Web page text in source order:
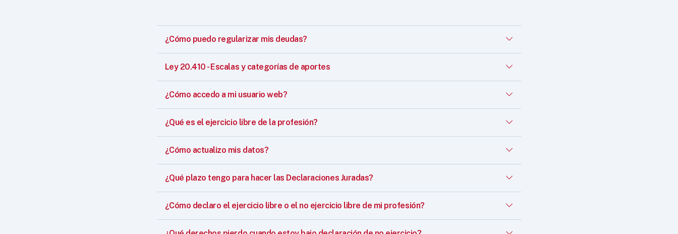
¿Cómo puedo regularizar mis deudas?
Ley 20.410 - Escalas y categorías de aportes
¿Cómo accedo a mi usuario web?
¿Qué es el ejercicio libre de la profesión?
¿Cómo actualizo mis datos?
¿Qué plazo tengo para hacer las Declaraciones Juradas?
¿Cómo declaro el ejercicio libre o el no ejercicio libre de mi profesión?